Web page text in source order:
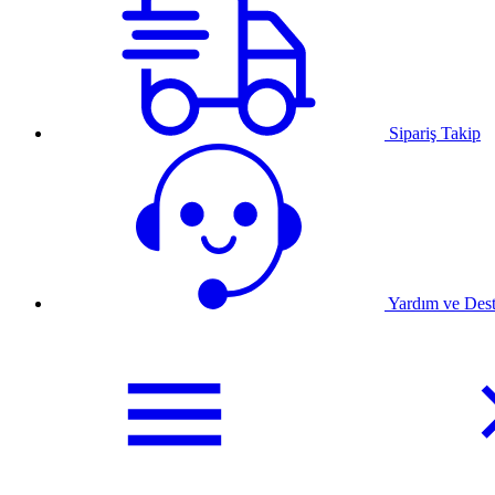
Sipariş Takip
Yardım ve